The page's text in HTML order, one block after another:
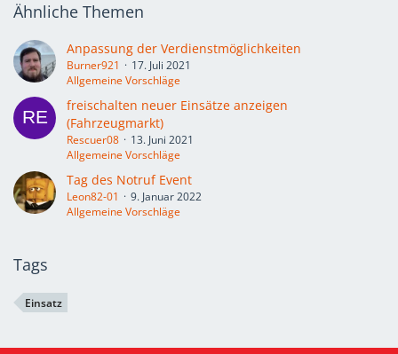
Ähnliche Themen
Anpassung der Verdienstmöglichkeiten
Burner921
17. Juli 2021
Allgemeine Vorschläge
freischalten neuer Einsätze anzeigen
(Fahrzeugmarkt)
Rescuer08
13. Juni 2021
Allgemeine Vorschläge
Tag des Notruf Event
Leon82-01
9. Januar 2022
Allgemeine Vorschläge
Tags
Einsatz